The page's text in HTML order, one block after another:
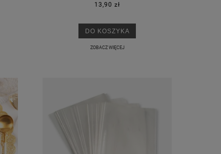
13,90 zł
DO KOSZYKA
ZOBACZ WIĘCEJ